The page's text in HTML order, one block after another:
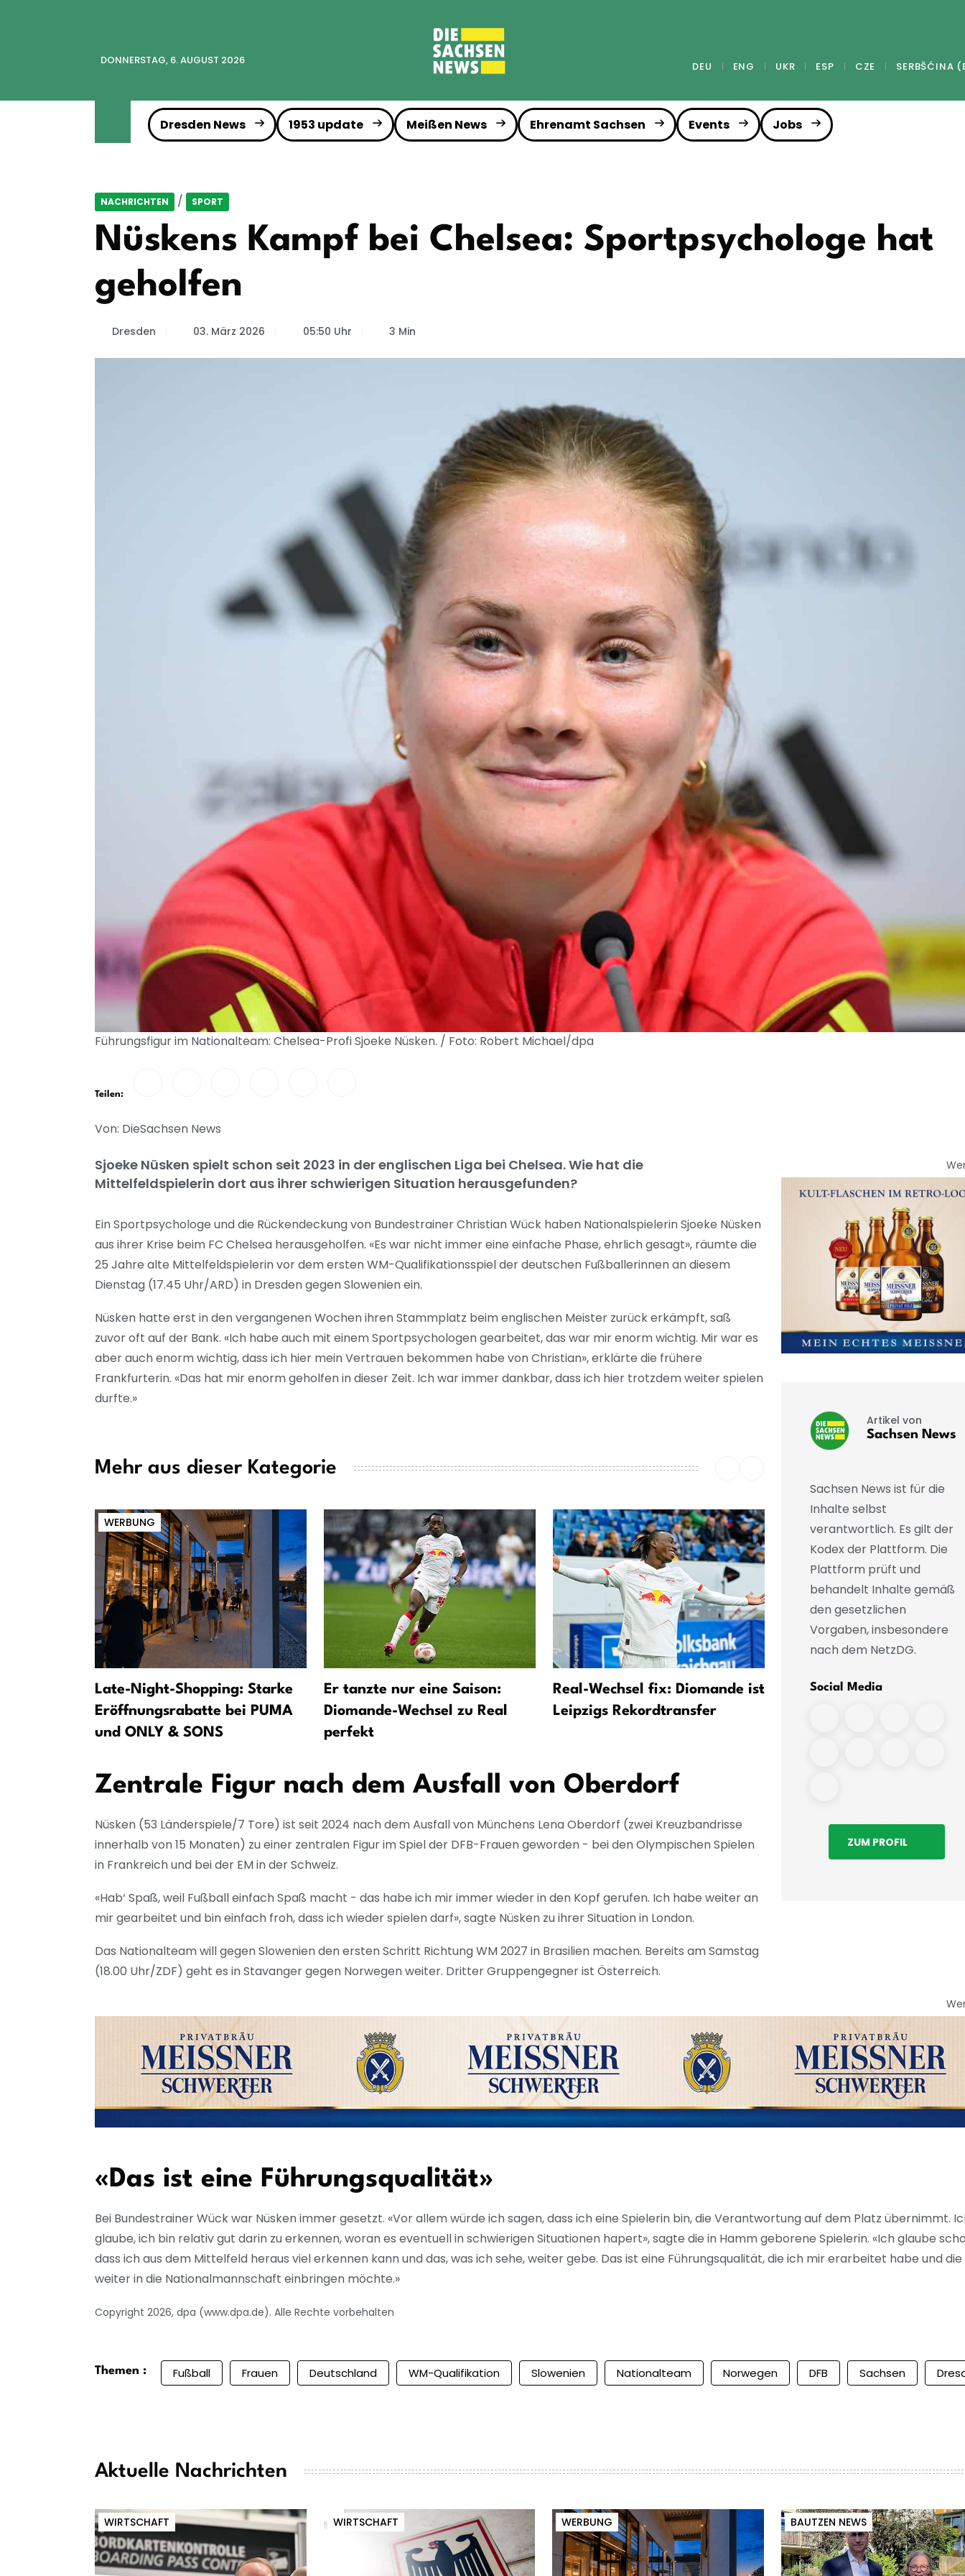
DONNERSTAG, 6. AUGUST 2026 DEU ENG UKR ESP CZE SERBŠĆINA
Dresden News 1953 update Meißen News Ehrenamt Sachsen Events Jobs
NACHRICHTEN / SPORT
Nüskens Kampf bei Chelsea: Sportpsychologe hat
geholfen
Dresden 03. März 2026 05:50 Uhr 3 Min
Führungsfigur im Nationalteam: Chelsea-Profi Sjoeke Nüsken. / Foto: Robert Michael/dpa
Teilen:
Von: DieSachsen News
Sjoeke Nüsken spielt schon seit 2023 in der englischen Liga bei Chelsea. Wie hat die
Mittelfeldspielerin dort aus ihrer schwierigen Situation herausgefunden?
Ein Sportpsychologe und die Rückendeckung von Bundestrainer Christian Wück haben Nationalspielerin Sjoeke Nüsken
aus ihrer Krise beim FC Chelsea herausgeholfen. «Es war nicht immer eine einfache Phase, ehrlich gesagt», räumte die
25 Jahre alte Mittelfeldspielerin vor dem ersten WM-Qualifikationsspiel der deutschen Fußballerinnen an diesem
Dienstag (17.45 Uhr/ARD) in Dresden gegen Slowenien ein.
Nüsken hatte erst in den vergangenen Wochen ihren Stammplatz beim englischen Meister zurück erkämpft, saß
zuvor oft auf der Bank. «Ich habe auch mit einem Sportpsychologen gearbeitet, das war mir enorm wichtig. Mir war es
aber auch enorm wichtig, dass ich hier mein Vertrauen bekommen habe von Christian», erklärte die frühere
Frankfurterin. «Das hat mir enorm geholfen in dieser Zeit. Ich war immer dankbar, dass ich hier trotzdem weiter spielen
durfte.»
Mehr aus dieser Kategorie
WERBUNG
Late-Night-Shopping: Starke
Eröffnungsrabatte bei PUMA
und ONLY & SONS
Er tanzte nur eine Saison:
Diomande-Wechsel zu Real
perfekt
Real-Wechsel fix: Diomande ist
Leipzigs Rekordtransfer
Real-Wechsel steht bevor:
Zentrale Figur nach dem Ausfall von Oberdorf
Nüsken (53 Länderspiele/7 Tore) ist seit 2024 nach dem Ausfall von Münchens Lena Oberdorf (zwei Kreuzbandrisse
innerhalb von 15 Monaten) zu einer zentralen Figur im Spiel der DFB-Frauen geworden - bei den Olympischen Spielen
in Frankreich und bei der EM in der Schweiz.
«Hab‘ Spaß, weil Fußball einfach Spaß macht - das habe ich mir immer wieder in den Kopf gerufen. Ich habe weiter an
mir gearbeitet und bin einfach froh, dass ich wieder spielen darf», sagte Nüsken zu ihrer Situation in London.
Das Nationalteam will gegen Slowenien den ersten Schritt Richtung WM 2027 in Brasilien machen. Bereits am Samstag
(18.00 Uhr/ZDF) geht es in Stavanger gegen Norwegen weiter. Dritter Gruppengegner ist Österreich.
Artikel von
Sachsen News
Sachsen News ist für die
Inhalte selbst
verantwortlich. Es gilt der
Kodex der Plattform. Die
Plattform prüft und
behandelt Inhalte gemäß
den gesetzlichen
Vorgaben, insbesondere
nach dem NetzDG.
Social Media
ZUM PROFIL
«Das ist eine Führungsqualität»
Bei Bundestrainer Wück war Nüsken immer gesetzt. «Vor allem würde ich sagen, dass ich eine Spielerin bin, die Verantwortung auf dem Platz übernimmt.
glaube, ich bin relativ gut darin zu erkennen, woran es eventuell in schwierigen Situationen hapert», sagte die in Hamm geborene Spielerin. «Ich glaube
dass ich aus dem Mittelfeld heraus viel erkennen kann und das, was ich sehe, weiter gebe. Das ist eine Führungsqualität, die ich mir erarbeitet habe und
weiter in die Nationalmannschaft einbringen möchte.»
Copyright 2026, dpa (www.dpa.de). Alle Rechte vorbehalten
Themen : Fußball Frauen Deutschland WM-Qualifikation Slowenien Nationalteam Norwegen DFB Sachsen
Aktuelle Nachrichten
WIRTSCHAFT WIRTSCHAFT WERBUNG BAUTZEN NEWS